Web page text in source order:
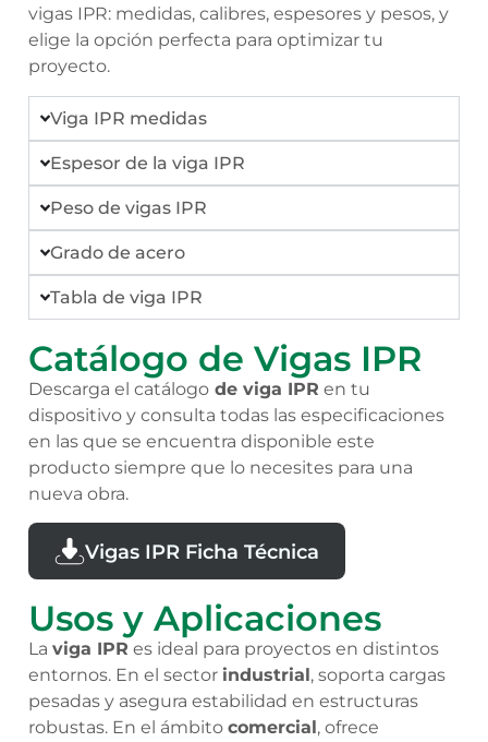
vigas IPR: medidas, calibres, espesores y pesos, y
elige la opción perfecta para optimizar tu
proyecto.
Viga IPR medidas
Espesor de la viga IPR
Peso de vigas IPR
Grado de acero
Tabla de viga IPR
Catálogo de Vigas IPR
Descarga el catálogo de viga IPR en tu
dispositivo y consulta todas las especificaciones
en las que se encuentra disponible este
producto siempre que lo necesites para una
nueva obra.
Vigas IPR Ficha Técnica
Usos y Aplicaciones
La viga IPR es ideal para proyectos en distintos
entornos. En el sector industrial , soporta cargas
pesadas y asegura estabilidad en estructuras
robustas. En el ámbito comercial , ofrece